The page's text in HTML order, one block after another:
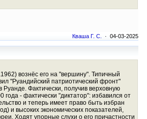
Кваша Г. С. · 04-03-2025
вознёс его на "вершину". Типичный
"Руандийский патриотический фронт"
Фактически, получив верховную
- фактически "диктатор": избавился от
и теперь имеет право быть избран
и высоких экономических показателей,
Ходят упорные слухи о его причастности